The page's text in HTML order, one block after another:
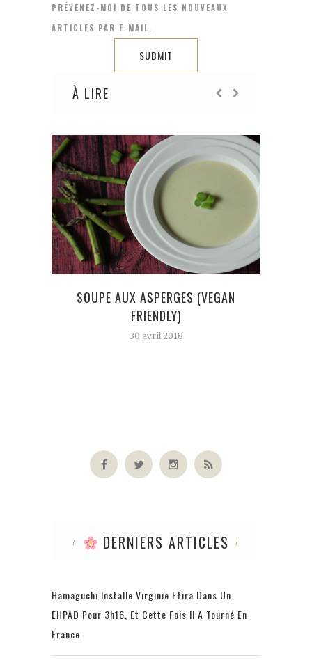
PRÉVENEZ-MOI DE TOUS LES NOUVEAUX
ARTICLES PAR E-MAIL.
À LIRE
SOUPE AUX ASPERGES (VEGAN
FRIENDLY)
30 avril 2018
DERNIERS ARTICLES
Hamaguchi Installe Virginie Efira Dans Un
EHPAD Pour 3h16, Et Cette Fois Il A Tourné En
France